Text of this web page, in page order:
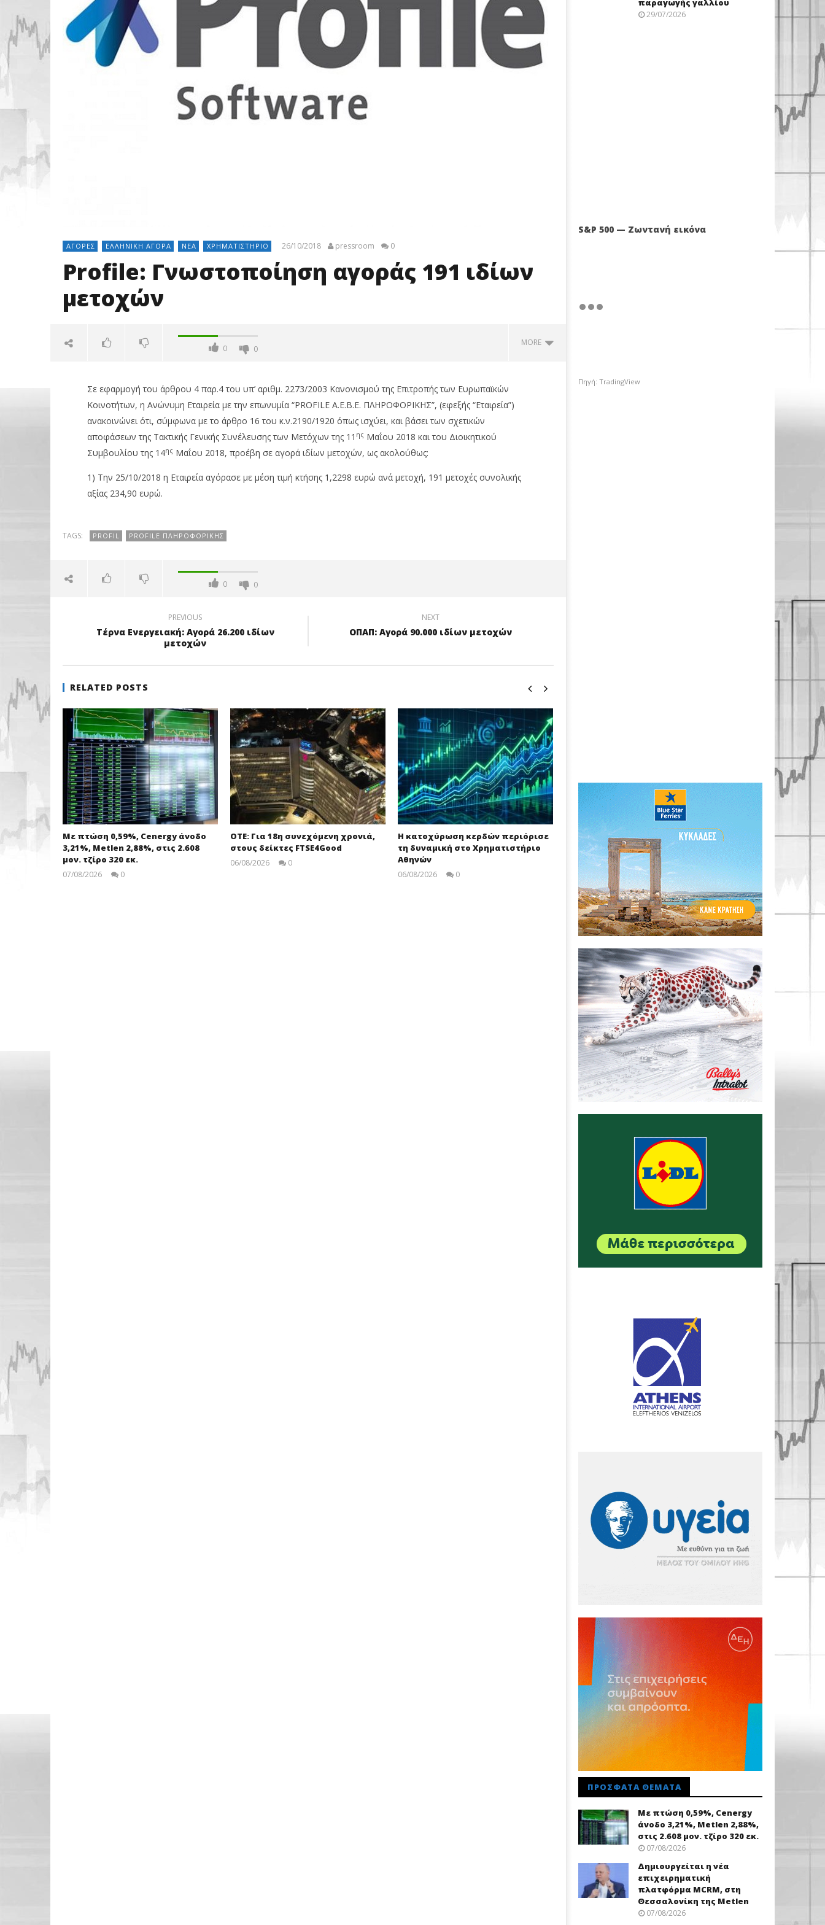
ΑΓΟΡΈΣ ΕΛΛΗΝΙΚΉ ΑΓΟΡΆ ΝΈΑ ΧΡΗΜΑΤΙΣΤΉΡΙΟ 26/10/2018 pressroom 0
Profile: Γνωστοποίηση αγοράς 191 ιδίων
μετοχών
0 0
MORE
NOW VIEWING
Profile: Γνωστοποίηση αγοράς
pressroom
Σε εφαρμογή του άρθρου 4 παρ.4 του υπ’ αριθμ. 2273/2003 Κανονισμού της Επιτροπής των Ευρωπαϊκών
Κοινοτήτων, η Ανώνυμη Εταιρεία με την επωνυμία “PROFILE Α.Ε.Β.Ε. ΠΛΗΡΟΦΟΡΙΚΗΣ”, (εφεξής “Εταιρεία”)
ανακοινώνει ότι, σύμφωνα με το άρθρο 16 του κ.ν.2190/1920 όπως ισχύει, και βάσει των σχετικών
αποφάσεων της Τακτικής Γενικής Συνέλευσης των Μετόχων της 11 ης Μαΐου 2018 και του Διοικητικού
Συμβουλίου της 14ης Μαΐου 2018, προέβη σε αγορά ιδίων μετοχών, ως ακολούθως:
1) Την 25/10/2018 η Εταιρεία αγόρασε με μέση τιμή κτήσης 1,2298 ευρώ ανά μετοχή, 191 μετοχές συνολικής
αξίας 234,90 ευρώ.
TAGS: PROFIL PROFILE ΠΛΗΡΟΦΟΡΙΚΉΣ
0 0
PREVIOUS
Τέρνα Ενεργειακή: Αγορά 26.200 ιδίων
μετοχών
NEXT
ΟΠΑΠ: Αγορά 90.000 ιδίων μετοχών
RELATED POSTS
Με πτώση 0,59%, Cenergy άνοδο
3,21%, Metlen 2,88%, στις 2.608
μον. τζίρο 320 εκ.
07/08/2026
0
ΟΤΕ: Για 18η συνεχόμενη χρονιά,
στους δείκτες FTSE4Good
06/08/2026
0
Η κατοχύρωση κερδών περιόρισε
τη δυναμική στο Χρηματιστήριο
Αθηνών
06/08/2026
0
παραγωγής γαλλίου
29/07/2026
S&P 500 — Ζωντανή εικόνα
Πηγή: TradingView
ΠΡΌΣΦΑΤΑ ΘΈΜΑΤΑ
Με πτώση 0,59%, Cenergy
άνοδο 3,21%, Metlen 2,88%,
στις 2.608 μον. τζίρο 320 εκ.
07/08/2026
Δημιουργείται η νέα
επιχειρηματική
πλατφόρμα MCRM, στη
Θεσσαλονίκη της Metlen
07/08/2026